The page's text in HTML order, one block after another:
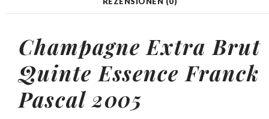
Champagne Extra Brut
Quinte Essence Franck
Pascal 2005